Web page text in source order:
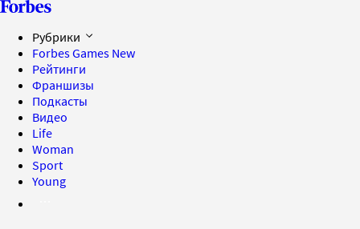
Рубрики
Forbes Games New
Рейтинги
Франшизы
Подкасты
Видео
Life
Woman
Sport
Young